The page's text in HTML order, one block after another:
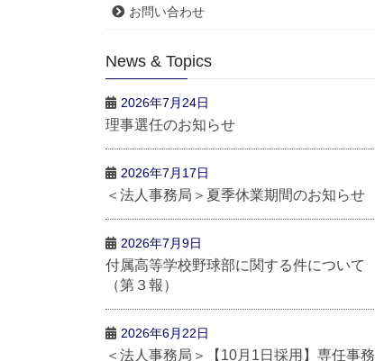
お問い合わせ
News & Topics
2026年7月24日
理事選任のお知らせ
2026年7月17日
＜法人事務局＞夏季休業期間のお知らせ
2026年7月9日
付属高等学校野球部に関する件について
（第３報）
2026年6月22日
＜法人事務局＞【10月1日採用】専任事務